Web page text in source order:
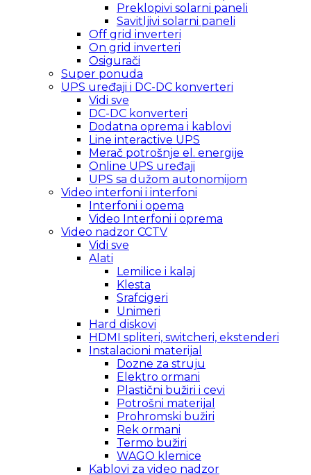
Preklopivi solarni paneli
Savitljivi solarni paneli
Off grid inverteri
On grid inverteri
Osigurači
Super ponuda
UPS uređaji i DC-DC konverteri
Vidi sve
DC-DC konverteri
Dodatna oprema i kablovi
Line interactive UPS
Merač potrošnje el. energije
Online UPS uređaji
UPS sa dužom autonomijom
Video interfoni i interfoni
Interfoni i opema
Video Interfoni i oprema
Video nadzor CCTV
Vidi sve
Alati
Lemilice i kalaj
Klesta
Srafcigeri
Unimeri
Hard diskovi
HDMI spliteri, switcheri, ekstenderi
Instalacioni materijal
Dozne za struju
Elektro ormani
Plastični bužiri i cevi
Potrošni materijal
Prohromski bužiri
Rek ormani
Termo bužiri
WAGO klemice
Kablovi za video nadzor